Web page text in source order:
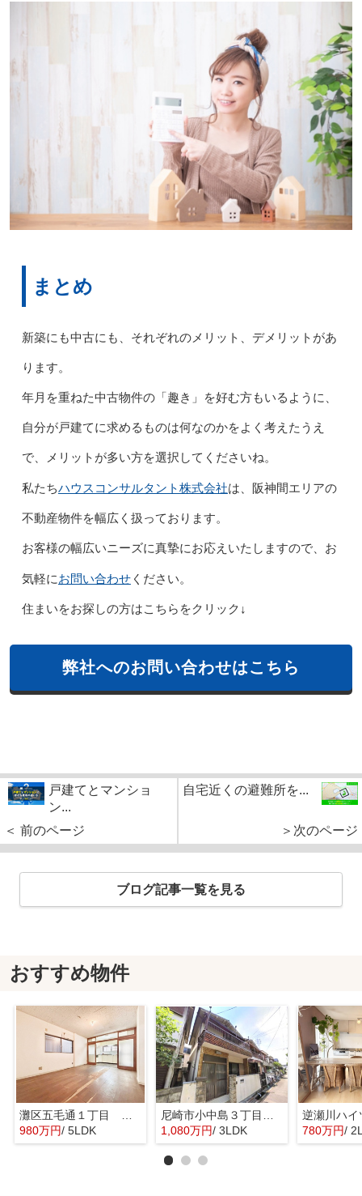
まとめ
新築にも中古にも、それぞれのメリット、デメリットがあ
ります。
年月を重ねた中古物件の「趣き」を好む方もいるように、
自分が戸建てに求めるものは何なのかをよく考えたうえ
で、メリットが多い方を選択してくださいね。
私たちハウスコンサルタント株式会社は、阪神間エリアの
不動産物件を幅広く扱っております。
お客様の幅広いニーズに真摯にお応えいたしますので、お
気軽にお問い合わせください。
住まいをお探しの方はこちらをクリック↓
弊社へのお問い合わせはこちら
戸建てとマンショ
ン...
＜ 前のページ
自宅近くの避難所を...
＞次のページ
ブログ記事一覧を見る
おすすめ物件
灘区五毛通１丁目 中古戸建
980万円/ 5LDK
尼崎市小中島３丁目 中古戸建
1,080万円/ 3LDK
逆瀬川ハイ
780万円/